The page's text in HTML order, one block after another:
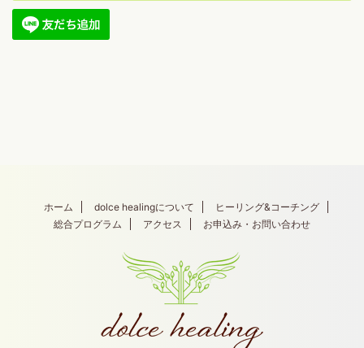
ホーム dolce healingについて
ヒーリング&コーチング
総合プログラム
アクセス お申込み・お問い合わせ